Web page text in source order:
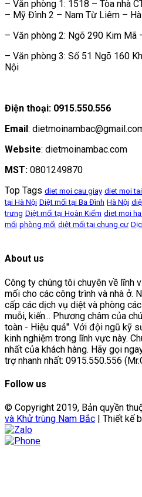
– Văn phòng 1: 1518 – Tòa nhà
– Mỹ Đình 2 – Nam Từ Liêm –
– Văn phòng 2: Ngõ 290 Kim Mã
– Văn phòng 3: Số 51 Ngõ 160
Nội
Điện thoại: 0915.550.556
Email :
Website: dietmoinambac.com
MST: 0801249870
Top Tags diet moi cau giay diet moi
tại Hà Nội Diệt mối tại Ba Đình Hà Nội
trưng Diệt mối tại Hoàn Kiếm diet moi
mối phòng mối diệt mối tại chung cư
About us
Công ty chúng tôi chuyên về lĩnh
mối cho các công trình và nhà ở.
cấp các dịch vụ diệt và phòng
muỗi, kiến... Phương châm của
toàn - Hiệu quả". Với đội ngũ kỹ
kinh nghiệm trong lĩnh vực này.
nhất của khách hàng. Hãy gọi
trợ nhanh nhất: 0915.550.556
Follow us
© Copyright 2019, Bản quyền
và Khử trùng Nam Bắc | Thiết kế